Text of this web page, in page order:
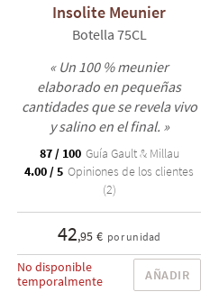
Insolite Meunier
Botella 75CL
« Un 100 % meunier
elaborado en pequeñas
cantidades que se revela vivo
y salino en el final. »
87 / 100 Guía Gault & Millau
4.00 / 5 Opiniones de los clientes
(2)
42,95 € por unidad
No disponible
temporalmente
AÑADIR